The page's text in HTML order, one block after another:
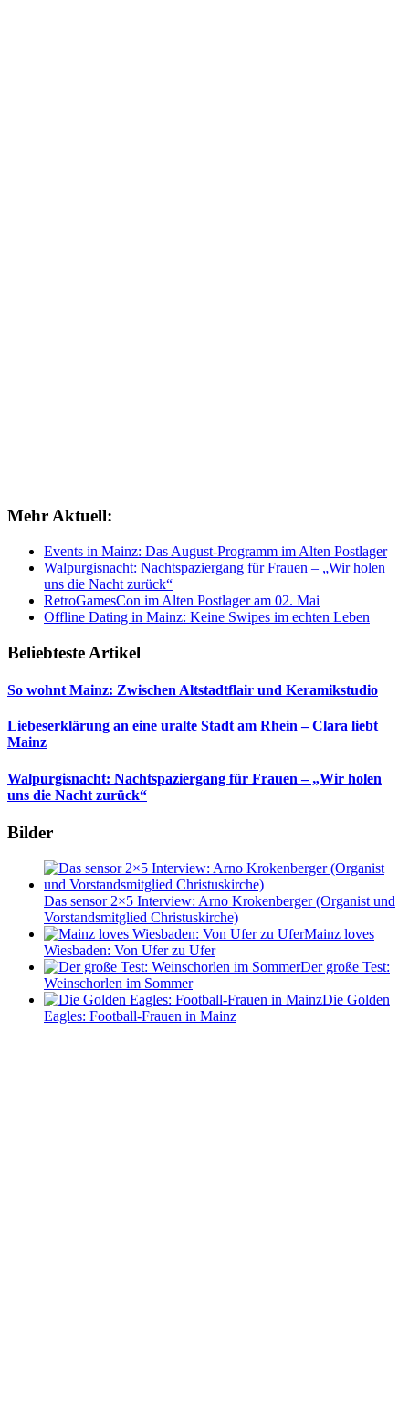
Mehr Aktuell:
Events in Mainz: Das August-Programm im Alten Postlager
Walpurgisnacht: Nachtspaziergang für Frauen – „Wir holen
uns die Nacht zurück“
RetroGamesCon im Alten Postlager am 02. Mai
Offline Dating in Mainz: Keine Swipes im echten Leben
Beliebteste Artikel
So wohnt Mainz: Zwischen Altstadtflair und Keramikstudio
Liebeserklärung an eine uralte Stadt am Rhein – Clara liebt
Mainz
Walpurgisnacht: Nachtspaziergang für Frauen – „Wir holen
uns die Nacht zurück“
Bilder
Das sensor 2×5 Interview: Arno Krokenberger (Organist und
Vorstandsmitglied Christuskirche)
Mainz loves
Wiesbaden: Von Ufer zu Ufer
Der große Test:
Weinschorlen im Sommer
Die Golden
Eagles: Football-Frauen in Mainz